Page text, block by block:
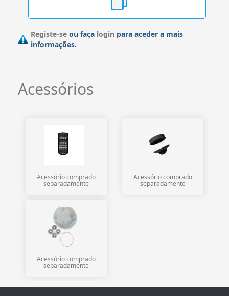
Registe-se ou faça login para aceder a mais
informações.
Acessórios
Acessório comprado
separadamente
Acessório comprado
separadamente
Acessório comprado
separadamente